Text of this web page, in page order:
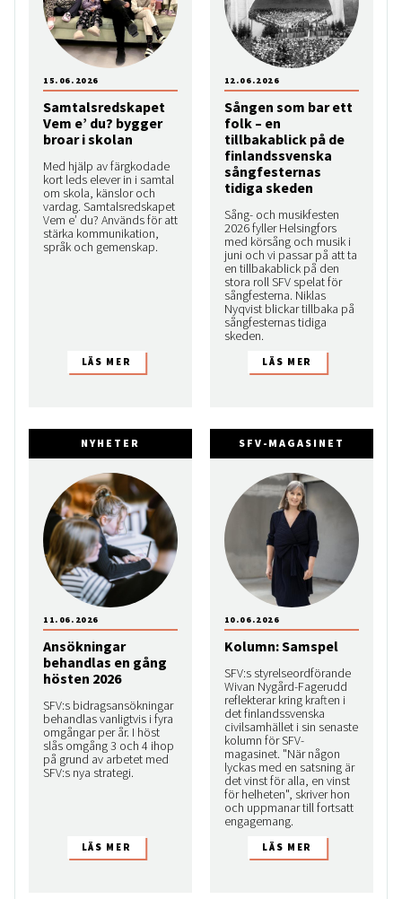
Samtalsredskapet
Vem e’ du? bygger
broar i skolan
Med hjälp av färgkodade
kort leds elever in i samtal
om skola, känslor och
vardag. Samtalsredskapet
Vem e’ du? Används för att
stärka kommunikation,
språk och gemenskap.
15.06.2026
Sången som bar ett
folk – en
tillbakablick på de
finlandssvenska
sångfesternas
tidiga skeden
Sång- och musikfesten
2026 fyller Helsingfors
med körsång och musik i
juni och vi passar på att ta
en tillbakablick på den
stora roll SFV spelat för
sångfesterna. Niklas
Nyqvist blickar tillbaka på
sångfesternas tidiga
skeden.
12.06.2026
NYHETER
Ansökningar
behandlas en gång
hösten 2026
SFV:s bidragsansökningar
behandlas vanligtvis i fyra
omgångar per år. I höst
slås omgång 3 och 4 ihop
på grund av arbetet med
SFV:s nya strategi.
11.06.2026
SFV-MAGASINET
Kolumn: Samspel
SFV:s styrelseordförande
Wivan Nygård-Fagerudd
reflekterar kring kraften i
det finlandssvenska
civilsamhället i sin senaste
kolumn för SFV-
magasinet. "När någon
lyckas med en satsning är
det vinst för alla, en vinst
för helheten", skriver hon
och uppmanar till fortsatt
engagemang.
10.06.2026